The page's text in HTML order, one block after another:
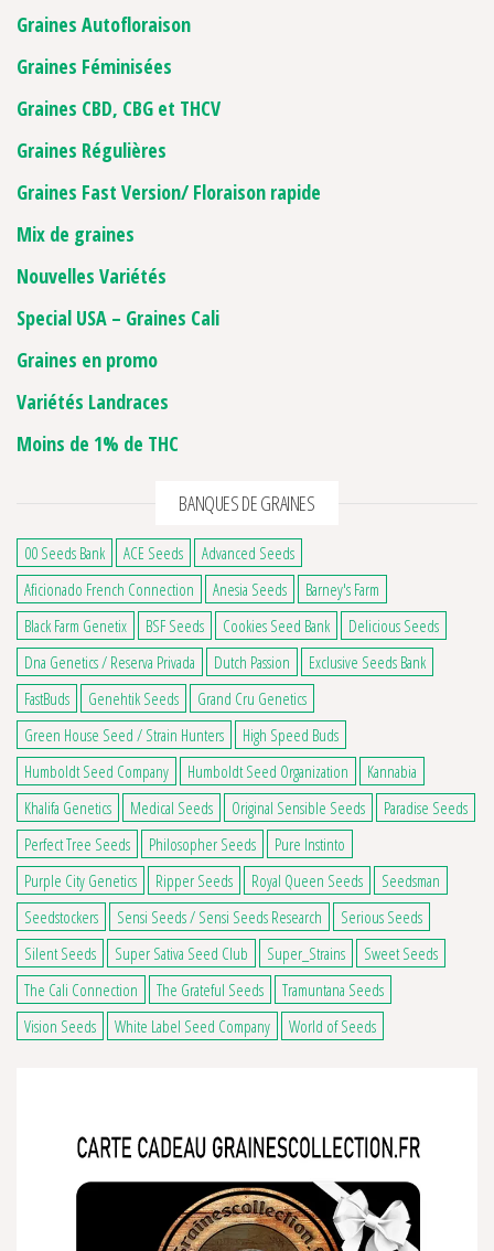
Graines Autofloraison
Graines Féminisées
Graines CBD, CBG et THCV
Graines Régulières
Graines Fast Version/ Floraison rapide
Mix de graines
Nouvelles Variétés
Special USA – Graines Cali
Graines en promo
Variétés Landraces
Moins de 1% de THC
BANQUES DE GRAINES
00 Seeds Bank ACE Seeds
Advanced Seeds
Aficionado French Connection
Anesia Seeds
Barney's Farm
Black Farm Genetix
BSF Seeds Cookies Seed Bank
Delicious Seeds
Dna Genetics / Reserva Privada
Dutch Passion
Exclusive Seeds Bank
FastBuds
Genehtik Seeds
Grand Cru Genetics
Green House Seed / Strain Hunters
High Speed Buds
Humboldt Seed Company
Humboldt Seed Organization
Kannabia
Khalifa Genetics
Medical Seeds Original Sensible Seeds
Paradise Seeds
Perfect Tree Seeds
Philosopher Seeds
Pure Instinto
Purple City Genetics
Ripper Seeds Royal Queen Seeds
Seedsman
Seedstockers
Sensi Seeds / Sensi Seeds Research
Serious Seeds
Silent Seeds
Super Sativa Seed Club Super_Strains
Sweet Seeds
The Cali Connection
The Grateful Seeds
Tramuntana Seeds
Vision Seeds
White Label Seed Company World of Seeds